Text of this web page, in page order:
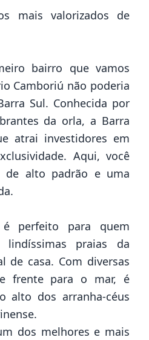
mais valorizados de
bairro que vamos
Camboriú não poderia
Sul. Conhecida por
da orla, a Barra
atrai investidores em
Aqui, você
de alto padrão e uma
perfeito para quem
lindíssimas praias da
de casa. Com diversas
frente para o mar, é
alto dos arranha-céus
dos melhores e mais